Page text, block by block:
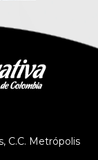
C.C. Metrópolis